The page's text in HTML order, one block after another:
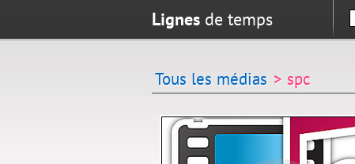
Lignes de temps
Tous les médias > spc